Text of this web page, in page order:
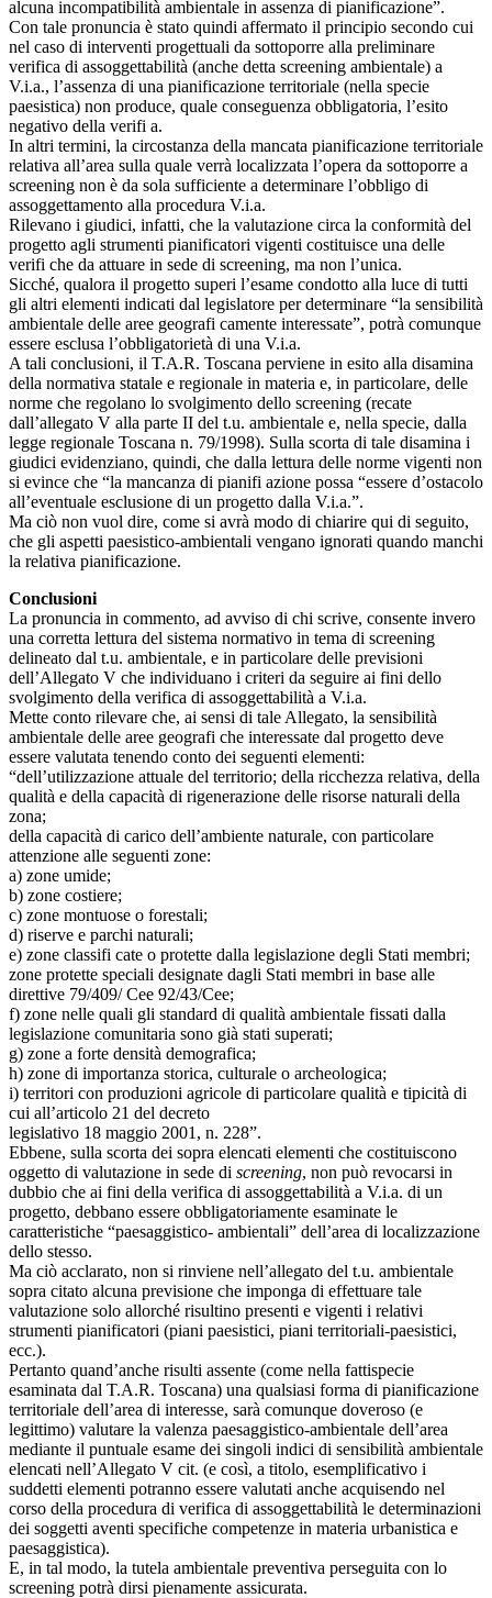
alcuna incompatibilità ambientale in assenza di pianificazione”.
Con tale pronuncia è stato quindi affermato il principio secondo cui
nel caso di interventi progettuali da sottoporre alla preliminare
verifica di assoggettabilità (anche detta screening ambientale) a
V.i.a., l’assenza di una pianificazione territoriale (nella specie
paesistica) non produce, quale conseguenza obbligatoria, l’esito
negativo della verifi a.
In altri termini, la circostanza della mancata pianificazione territoriale
relativa all’area sulla quale verrà localizzata l’opera da sottoporre a
screening non è da sola sufficiente a determinare l’obbligo di
assoggettamento alla procedura V.i.a.
Rilevano i giudici, infatti, che la valutazione circa la conformità del
progetto agli strumenti pianificatori vigenti costituisce una delle
verifi che da attuare in sede di screening, ma non l’unica.
Sicché, qualora il progetto superi l’esame condotto alla luce di tutti
gli altri elementi indicati dal legislatore per determinare “la sensibilità
ambientale delle aree geografi camente interessate”, potrà comunque
essere esclusa l’obbligatorietà di una V.i.a.
A tali conclusioni, il T.A.R. Toscana perviene in esito alla disamina
della normativa statale e regionale in materia e, in particolare, delle
norme che regolano lo svolgimento dello screening (recate
dall’allegato V alla parte II del t.u. ambientale e, nella specie, dalla
legge regionale Toscana n. 79/1998). Sulla scorta di tale disamina i
giudici evidenziano, quindi, che dalla lettura delle norme vigenti non
si evince che “la mancanza di pianifi azione possa “essere d’ostacolo
all’eventuale esclusione di un progetto dalla V.i.a.”.
Ma ciò non vuol dire, come si avrà modo di chiarire qui di seguito,
che gli aspetti paesistico-ambientali vengano ignorati quando manchi
la relativa pianificazione.
Conclusioni
La pronuncia in commento, ad avviso di chi scrive, consente invero
una corretta lettura del sistema normativo in tema di screening
delineato dal t.u. ambientale, e in particolare delle previsioni
dell’Allegato V che individuano i criteri da seguire ai fini dello
svolgimento della verifica di assoggettabilità a V.i.a.
Mette conto rilevare che, ai sensi di tale Allegato, la sensibilità
ambientale delle aree geografi che interessate dal progetto deve
essere valutata tenendo conto dei seguenti elementi:
“dell’utilizzazione attuale del territorio; della ricchezza relativa, della
qualità e della capacità di rigenerazione delle risorse naturali della
zona;
della capacità di carico dell’ambiente naturale, con particolare
attenzione alle seguenti zone:
a) zone umide;
b) zone costiere;
c) zone montuose o forestali;
d) riserve e parchi naturali;
e) zone classifi cate o protette dalla legislazione degli Stati membri;
zone protette speciali designate dagli Stati membri in base alle
direttive 79/409/ Cee 92/43/Cee;
f) zone nelle quali gli standard di qualità ambientale fissati dalla
legislazione comunitaria sono già stati superati;
g) zone a forte densità demografica;
h) zone di importanza storica, culturale o archeologica;
i) territori con produzioni agricole di particolare qualità e tipicità di
cui all’articolo 21 del decreto
legislativo 18 maggio 2001, n. 228”.
Ebbene, sulla scorta dei sopra elencati elementi che costituiscono
oggetto di valutazione in sede di screening, non può revocarsi in
dubbio che ai fini della verifica di assoggettabilità a V.i.a. di un
progetto, debbano essere obbligatoriamente esaminate le
caratteristiche “paesaggistico- ambientali” dell’area di localizzazione
dello stesso.
Ma ciò acclarato, non si rinviene nell’allegato del t.u. ambientale
sopra citato alcuna previsione che imponga di effettuare tale
valutazione solo allorché risultino presenti e vigenti i relativi
strumenti pianificatori (piani paesistici, piani territoriali-paesistici,
ecc.).
Pertanto quand’anche risulti assente (come nella fattispecie
esaminata dal T.A.R. Toscana) una qualsiasi forma di pianificazione
territoriale dell’area di interesse, sarà comunque doveroso (e
legittimo) valutare la valenza paesaggistico-ambientale dell’area
mediante il puntuale esame dei singoli indici di sensibilità ambientale
elencati nell’Allegato V cit. (e così, a titolo, esemplificativo i
suddetti elementi potranno essere valutati anche acquisendo nel
corso della procedura di verifica di assoggettabilità le determinazioni
dei soggetti aventi specifiche competenze in materia urbanistica e
paesaggistica).
E, in tal modo, la tutela ambientale preventiva perseguita con lo
screening potrà dirsi pienamente assicurata.